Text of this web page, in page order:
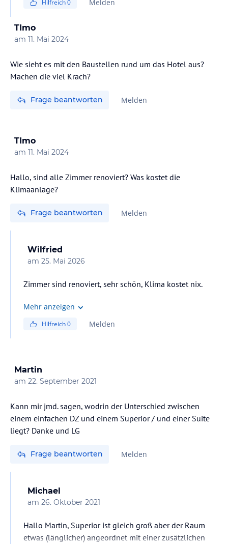
Hilfreich0 Melden
TImo
am 11. Mai 2024
Wie sieht es mit den Baustellen rund um das Hotel aus?
Frage beantworten Melden
TImo
am 11. Mai 2024
Hallo, sind alle Zimmer renoviert? Was kostet die
Klimaanlage?
Frage beantworten Melden
Wilfried
am 25. Mai 2026
Zimmer sind renoviert, sehr schön, Klima kostet nix.
Mehr anzeigen
Hilfreich0 Melden
Martin
am 22. September 2021
Kann mir jmd. sagen, wodrin der Unterschied zwischen
einem einfachen DZ und einem Superior / und einer Suite
liegt? Danke und LG
Frage beantworten Melden
Michael
am 26. Oktober 2021
Hallo Martin, Superior ist gleich groß aber der Raum
etwas (länglicher) angeordnet mit einer zusätzlichen